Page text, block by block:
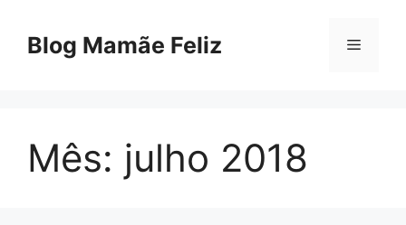
paraBlog Mamãe Feliz Menu
Mês: julho 2018